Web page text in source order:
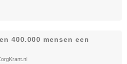
400.000 mensen een